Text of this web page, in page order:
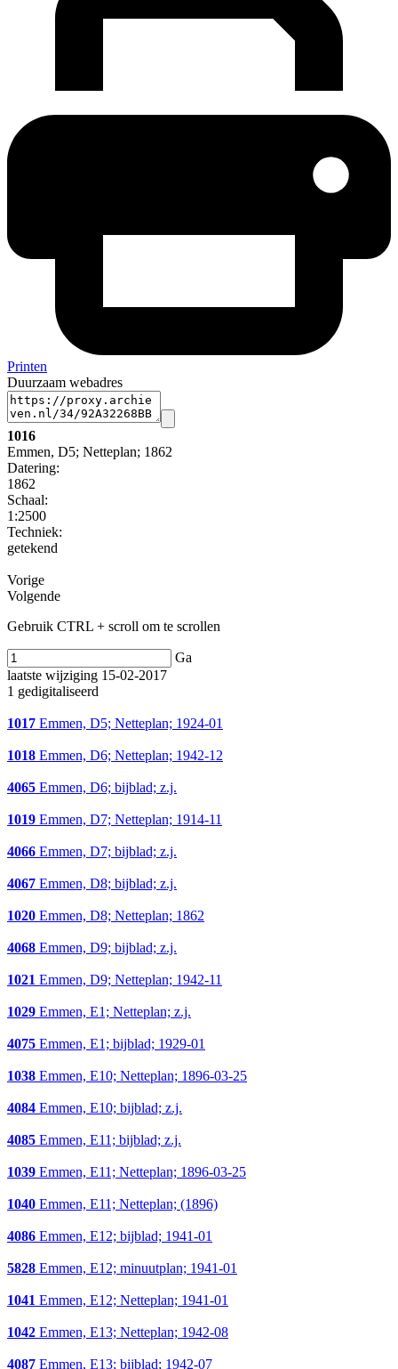
Printen
Duurzaam webadres
1016
Emmen, D5; Netteplan; 1862
Datering:
1862
Schaal:
1:2500
Techniek:
getekend
Vorige
Volgende
Gebruik CTRL + scroll om te scrollen
Ga
laatste wijziging 15-02-2017
1 gedigitaliseerd
1017 Emmen, D5; Netteplan; 1924-01
1018 Emmen, D6; Netteplan; 1942-12
4065 Emmen, D6; bijblad; z.j.
1019 Emmen, D7; Netteplan; 1914-11
4066 Emmen, D7; bijblad; z.j.
4067 Emmen, D8; bijblad; z.j.
1020 Emmen, D8; Netteplan; 1862
4068 Emmen, D9; bijblad; z.j.
1021 Emmen, D9; Netteplan; 1942-11
1029 Emmen, E1; Netteplan; z.j.
4075 Emmen, E1; bijblad; 1929-01
1038 Emmen, E10; Netteplan; 1896-03-25
4084 Emmen, E10; bijblad; z.j.
4085 Emmen, E11; bijblad; z.j.
1039 Emmen, E11; Netteplan; 1896-03-25
1040 Emmen, E11; Netteplan; (1896)
4086 Emmen, E12; bijblad; 1941-01
5828 Emmen, E12; minuutplan; 1941-01
1041 Emmen, E12; Netteplan; 1941-01
1042 Emmen, E13; Netteplan; 1942-08
4087 Emmen, E13; bijblad; 1942-07